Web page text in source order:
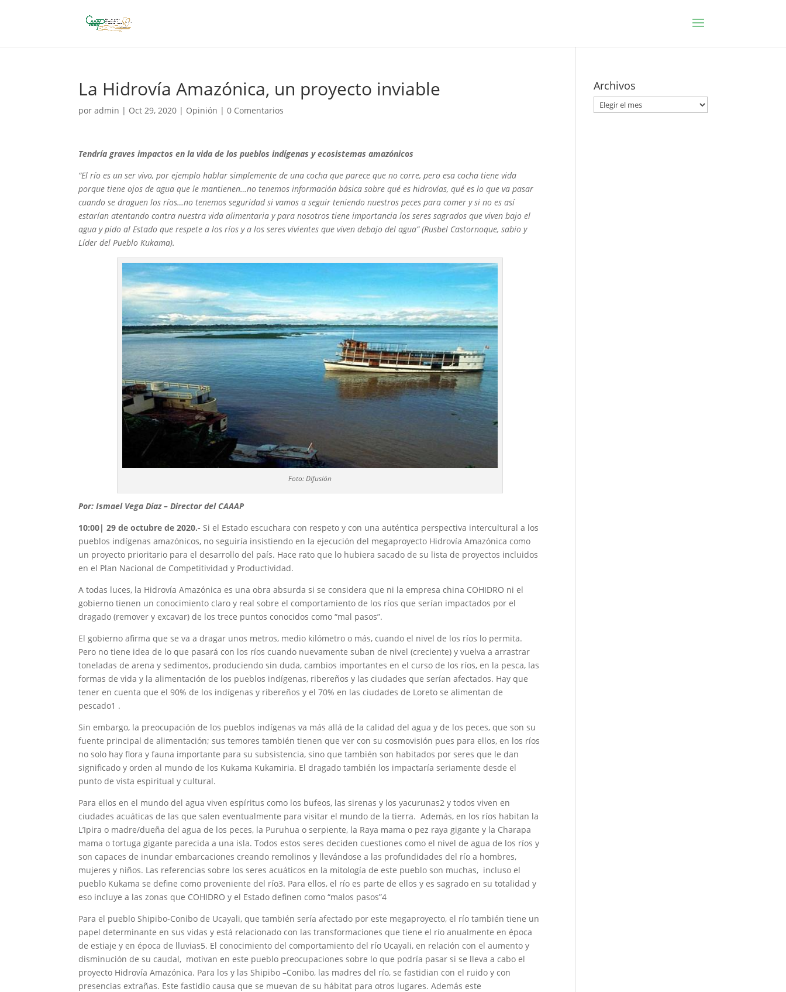
La Hidrovía Amazónica, un proyecto inviable
poradmin | Oct 29, 2020 | Opinión |0 Comentarios
Tendría graves impactos en la vida de los pueblos indígenas y ecosistemas amazónicos
“El río es un ser vivo, por ejemplo hablar simplemente de una cocha que parece que no corre, pero esa cocha tiene vida
porque tiene ojos de agua que le mantienen…no tenemos información básica sobre qué es hidrovías, qué es lo que va pasar
cuando se draguen los ríos…no tenemos seguridad si vamos a seguir teniendo nuestros peces para comer y si no es así
estarían atentando contra nuestra vida alimentaria y para nosotros tiene importancia los seres sagrados que viven bajo el
agua y pido al Estado que respete a los ríos y a los seres vivientes que viven debajo del agua” (Rusbel Castornoque, sabio y
Líder del Pueblo Kukama).
Foto: Difusión
Por: Ismael Vega Díaz – Director del CAAAP
10:00| 29 de octubre de 2020.- Si el Estado escuchara con respeto y con una auténtica perspectiva intercultural a los
pueblos indígenas amazónicos, no seguiría insistiendo en la ejecución del megaproyecto Hidrovía Amazónica como
un proyecto prioritario para el desarrollo del país. Hace rato que lo hubiera sacado de su lista de proyectos incluidos
en el Plan Nacional de Competitividad y Productividad.
A todas luces, la Hidrovía Amazónica es una obra absurda si se considera que ni la empresa china COHIDRO ni el
gobierno tienen un conocimiento claro y real sobre el comportamiento de los ríos que serían impactados por el
dragado (remover y excavar) de los trece puntos conocidos como “mal pasos”.
El gobierno afirma que se va a dragar unos metros, medio kilómetro o más, cuando el nivel de los ríos lo permita.
Pero no tiene idea de lo que pasará con los ríos cuando nuevamente suban de nivel (creciente) y vuelva a arrastrar
toneladas de arena y sedimentos, produciendo sin duda, cambios importantes en el curso de los ríos, en la pesca, las
formas de vida y la alimentación de los pueblos indígenas, ribereños y las ciudades que serían afectados. Hay que
tener en cuenta que el 90% de los indígenas y ribereños y el 70% en las ciudades de Loreto se alimentan de
pescado1 .
Sin embargo, la preocupación de los pueblos indígenas va más allá de la calidad del agua y de los peces, que son su
fuente principal de alimentación; sus temores también tienen que ver con su cosmovisión pues para ellos, en los ríos
no solo hay flora y fauna importante para su subsistencia, sino que también son habitados por seres que le dan
significado y orden al mundo de los Kukama Kukamiria. El dragado también los impactaría seriamente desde el
punto de vista espiritual y cultural.
Para ellos en el mundo del agua viven espíritus como los bufeos, las sirenas y los yacurunas2 y todos viven en
ciudades acuáticas de las que salen eventualmente para visitar el mundo de la tierra. Además, en los ríos habitan la
L’Ipira o madre/dueña del agua de los peces, la Puruhua o serpiente, la Raya mama o pez raya gigante y la Charapa
mama o tortuga gigante parecida a una isla. Todos estos seres deciden cuestiones como el nivel de agua de los ríos y
son capaces de inundar embarcaciones creando remolinos y llevándose a las profundidades del río a hombres,
mujeres y niños. Las referencias sobre los seres acuáticos en la mitología de este pueblo son muchas, incluso el
pueblo Kukama se define como proveniente del río3. Para ellos, el río es parte de ellos y es sagrado en su totalidad y
eso incluye a las zonas que COHIDRO y el Estado definen como “malos pasos”4
Para el pueblo Shipibo-Conibo de Ucayali, que también sería afectado por este megaproyecto, el río también tiene un
papel determinante en sus vidas y está relacionado con las transformaciones que tiene el río anualmente en época
de estiaje y en época de lluvias5. El conocimiento del comportamiento del río Ucayali, en relación con el aumento y
disminución de su caudal, motivan en este pueblo preocupaciones sobre lo que podría pasar si se lleva a cabo el
proyecto Hidrovía Amazónica. Para los y las Shipibo –Conibo, las madres del río, se fastidian con el ruido y con
presencias extrañas. Este fastidio causa que se muevan de su hábitat para otros lugares. Además este
Archivos
Archivos